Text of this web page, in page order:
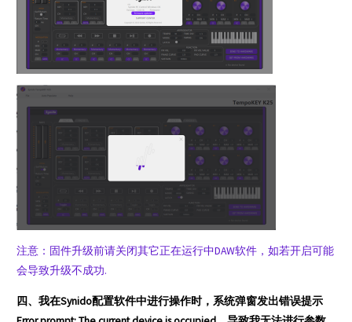
注意：固件升级前请关闭其它正在运行中DAW软件，如若开启可能
会导致升级不成功.
四、我在Synido配置软件中进行操作时，系统弹窗发出错误提示